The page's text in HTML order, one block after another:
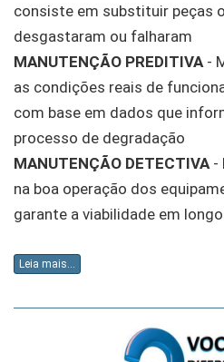
consiste em substituir peças
desgastaram ou falharam
MANUTENÇÃO PREDITIVA -
as condições reais de
com base em dados que
processo de degradação
MANUTENÇÃO DETECTIVA -
na boa operação dos
garante a viabilidade em
Leia mais...